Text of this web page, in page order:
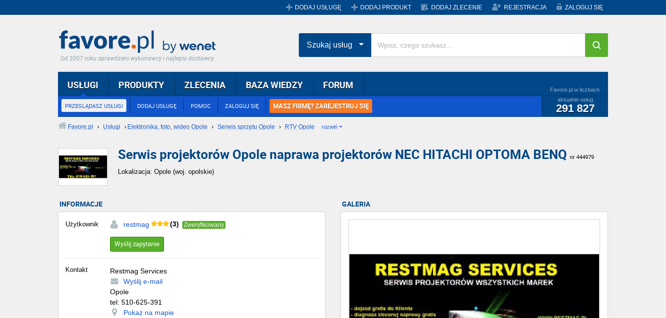
DODAJ USŁUGĘ DODAJ PRODUKT DODAJ ZLECENIE REJESTRACJA ZALOGUJ SIĘ
Od 2007 roku sprawdzeni wykonawcy i najlepsi dostawcy
USŁUGI
PRZEGLĄDASZ USŁUGI DODAJ USŁUGĘ POMOC ZALOGUJ SIĘ MASZ FIRMĘ? ZAREJESTRUJ SIĘ
Favore.pl w liczbach
aktualnie usług
291 827
PRODUKTY ZLECENIA BAZA WIEDZY FORUM
Szukaj usług
Favore.pl › Usługi › Elektronika, foto, wideo Opole › Serwis sprzętu Opole › RTV Opole rozwiń
Serwis projektorów Opole naprawa projektorów NEC HITACHI OPTOMA BENQ nr 444979
Lokalizacja: Opole (woj. opolskie)
INFORMACJE
Użytkownik restmag (3) Zweryfikowany
Wyślij zapytanie
Kontakt
Restmag Services
Wyślij e-mail
Opole
tel: 510-625-391
Pokaż na mapie
GALERIA